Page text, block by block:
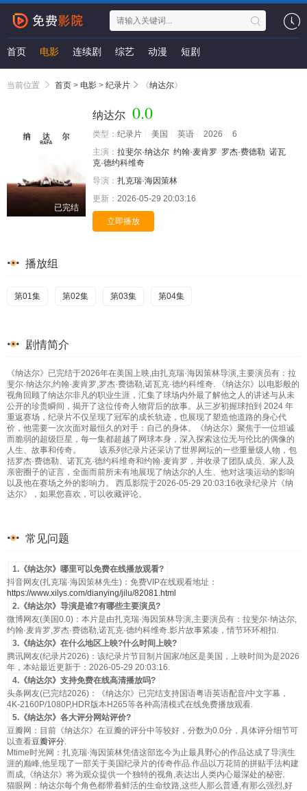
首页 电影 连续剧 综艺 动漫 短剧
当前位置 首页 > 电影 > 纪录片 《纳达尔》
已完结
纳达尔 0.0
类型： 纪录片 美国 英语 2026
6
主演： 拉斐尔·纳达尔 约翰·麦肯罗 罗杰·费德勒 诺瓦
克·德约科维奇
导演： 扎克瑞·海因策林
更新： 2026-05-29 20:03:16
立即播放
播放组
第01集 第02集 第03集 第04集
剧情简介
《纳达尔》已完结于2026年在美国上映,由扎克瑞·海因策林导演,主要演员有：拉
斐尔·纳达尔,约翰·麦肯罗,罗杰·费德勒,诺瓦克·德约科维奇. 《纳达尔》以电影般的
视角回顾了纳达尔非凡的职业生涯，汇集了球场内外最了解他之人的讲述与从未
公开的珍贵瞬间，揭开了这位传奇人物背后的故事。从三岁初握球拍到 2024 年
重返赛场，纪录片不仅呈现了冠军的成长轨迹，也展现了塑造他道路的身心代
价，他需要一次次面对最恒久的对手：自己的身体。《纳达尔》聚焦于一位坦诚
而脆弱的超级巨星，每一集都超越了网球本身，深入探索这位无与伦比的偶像的
人生、故事和传奇。 该系列纪录片还采访了世界网坛的一些重量级人物，包
括罗杰·费德勒、诺瓦克·德约科维奇和约翰·麦肯罗，并收录了团队成员、家人及
亲密圈子的证言，全面而前所未有地展现了纳达尔的人生、他对这项运动的影响
以及他在赛场之外的影响力。 西瓜影院于2026-05-29 20:03:16收录纪录片《纳
达尔》，如果您喜欢，可以收藏评论。
常见问题
1.《纳达尔》哪里可以免费在线播放观看?
抖音网友(扎克瑞·海因策林先生)：免费VIP在线观看地址：
https://www.xilys.com/dianying/jilu/82081.html
2.《纳达尔》导演是谁?有哪些主要演员?
微博网友(美国0.0)：本片是由扎克瑞·海因策林导演,主要演员有：拉斐尔·纳达尔,
约翰·麦肯罗,罗杰·费德勒,诺瓦克·德约科维奇.影片故事紧凑，情节环环相扣.
3.《纳达尔》在什么地区上映?什么时间上映?
腾讯网友(纪录片2026)：该纪录片节目制片国家/地区是美国，上映时间为是2026
年，本站最近更新于：2026-05-29 20:03:16.
4.《纳达尔》支持免费在线高清播放吗?
头条网友(已完结2026)：《纳达尔》已完结支持国语粤语英语配音/中文字幕，
4K-2160P/1080P,HDR版本H265等各种高清模式在线免费播放观看.
5.《纳达尔》各大评分网站评价?
豆瓣网：目前《纳达尔》在豆瓣的评分中等较好，分数为0.0分，具体评分细节可
以查看豆瓣评分.
Mtime时光网：扎克瑞·海因策林凭借这部迄今为止最具野心的作品达成了导演生
涯的巅峰,他呈现了一部关于美国纪录片的传奇作品.作品以万花筒的拼贴手法构建
而成,《纳达尔》将为观众提供一个独特的视角,表达出人类内心最深处的秘密.
猫眼网：纳达尔每个角色都带着鲜活的生命纹路,这些人那么普通,有那么强烈,好